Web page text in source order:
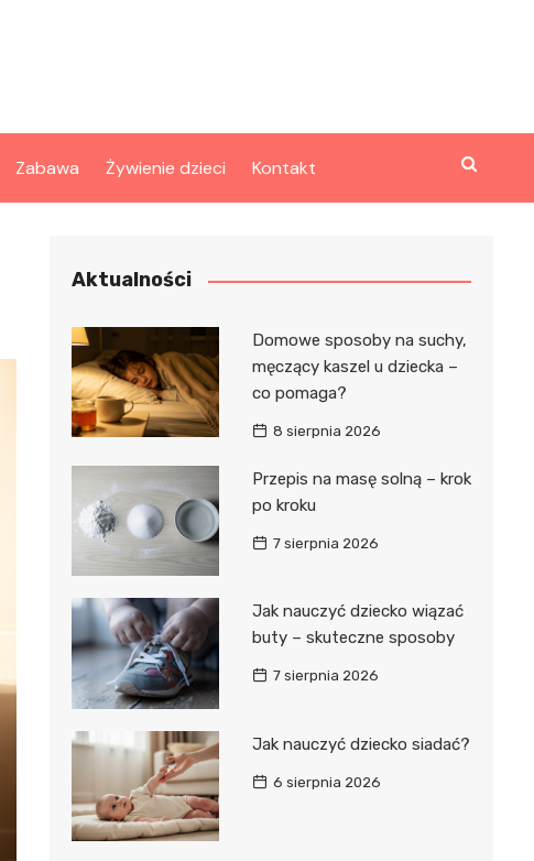
Zabawa Żywienie dzieci Kontakt
Aktualności
Domowe sposoby na suchy,
męczący kaszel u dziecka –
co pomaga?
8 sierpnia 2026
Przepis na masę solną – krok
po kroku
7 sierpnia 2026
Jak nauczyć dziecko wiązać
buty – skuteczne sposoby
7 sierpnia 2026
Jak nauczyć dziecko siadać?
6 sierpnia 2026